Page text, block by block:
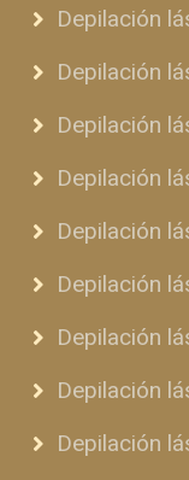
Depilación
Depilación
Depilación
Depilación
Depilación
Depilación
Depilación
Depilación
Depilación